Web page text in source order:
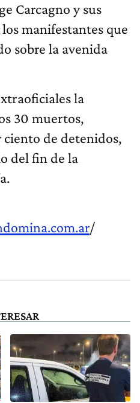
Carcagno y sus
manifestantes que
sobre la avenida
la
30 muertos,
ciento de detenidos,
del fin de la
/